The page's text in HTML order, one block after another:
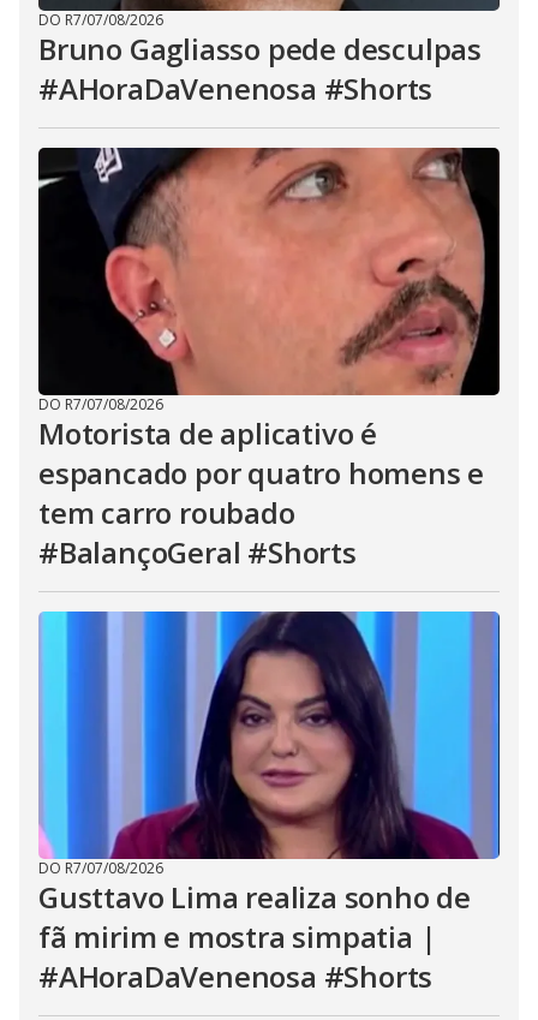
DO R7/07/08/2026
Bruno Gagliasso pede desculpas
#AHoraDaVenenosa #Shorts
DO R7/07/08/2026
Motorista de aplicativo é
espancado por quatro homens e
tem carro roubado
#BalançoGeral #Shorts
DO R7/07/08/2026
Gusttavo Lima realiza sonho de
fã mirim e mostra simpatia |
#AHoraDaVenenosa #Shorts